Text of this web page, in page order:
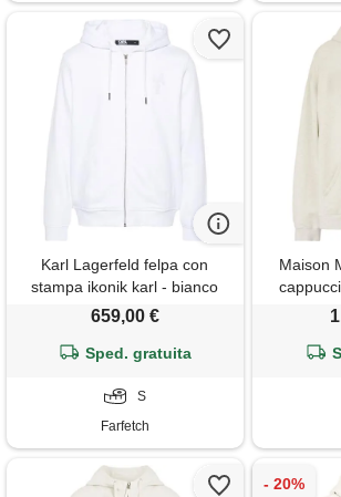
Karl Lagerfeld felpa con
stampa ikonik karl - bianco
659,00 €
Sped. gratuita
S
Farfetch
Maison